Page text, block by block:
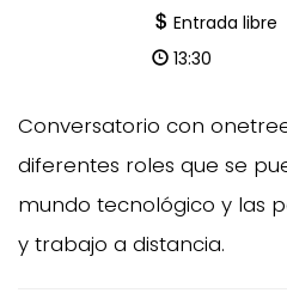
Entrada libre
13:30
Conversatorio con
diferentes roles que se
mundo tecnológico y las
y trabajo a distancia.